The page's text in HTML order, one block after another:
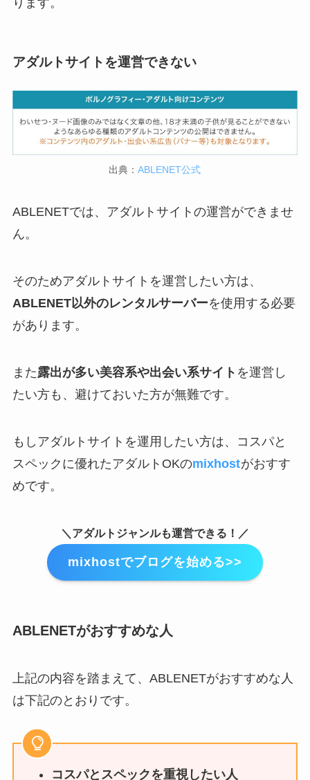
ります。
アダルトサイトを運営できない
出典：ABLENET公式
ABLENETでは、アダルトサイトの運営ができませ
ん。
そのためアダルトサイトを運営したい方は、
ABLENET以外のレンタルサーバーを使用する必要
があります。
また露出が多い美容系や出会い系サイト を運営し
たい方も、避けておいた方が無難です。
もしアダルトサイトを運用したい方は、コスパと
スペックに優れたアダルトOKのmixhostがおすす
めです。
＼アダルトジャンルも運営できる！／
mixhostでブログを始める>>
ABLENETがおすすめな人
上記の内容を踏まえて、ABLENETがおすすめな人
は下記のとおりです。
コスパとスペックを重視したい人